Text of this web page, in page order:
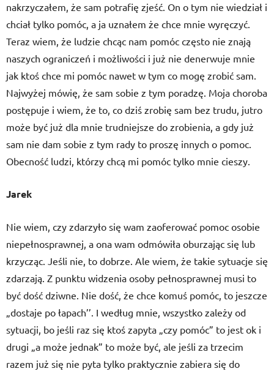
nakrzyczałem, że sam potrafię zjeść. On o tym nie wiedział i
chciał tylko pomóc, a ja uznałem że chce mnie wyręczyć.
Teraz wiem, że ludzie chcąc nam pomóc często nie znają
naszych ograniczeń i możliwości i już nie denerwuje mnie
jak ktoś chce mi pomóc nawet w tym co mogę zrobić sam.
Najwyżej mówię, że sam sobie z tym poradzę. Moja choroba
postępuje i wiem, że to, co dziś zrobię sam bez trudu, jutro
może być już dla mnie trudniejsze do zrobienia, a gdy już
sam nie dam sobie z tym rady to proszę innych o pomoc.
Obecność ludzi, którzy chcą mi pomóc tylko mnie cieszy.
Jarek
Nie wiem, czy zdarzyło się wam zaoferować pomoc osobie
niepełnosprawnej, a ona wam odmówiła oburzając się lub
krzycząc. Jeśli nie, to dobrze. Ale wiem, że takie sytuacje się
zdarzają. Z punktu widzenia osoby pełnosprawnej musi to
być dość dziwne. Nie dość, że chce komuś pomóc, to jeszcze
„dostaje po łapach’’. I według mnie, wszystko zależy od
sytuacji, bo jeśli raz się ktoś zapyta „czy pomóc” to jest ok i
drugi „a może jednak” to może być, ale jeśli za trzecim
razem już się nie pyta tylko praktycznie zabiera się do